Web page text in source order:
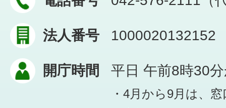
法人番号 1000020132152
開庁時間 平日 午前8時30
・4月から9月は、